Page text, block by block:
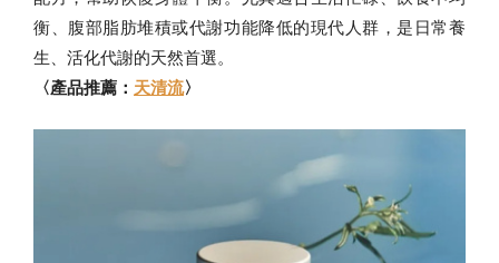
衡、腹部脂肪堆積或代謝功能降低的現代人群，是日常養
生、活化代謝的天然首選。
〈產品推薦： 天清流〉